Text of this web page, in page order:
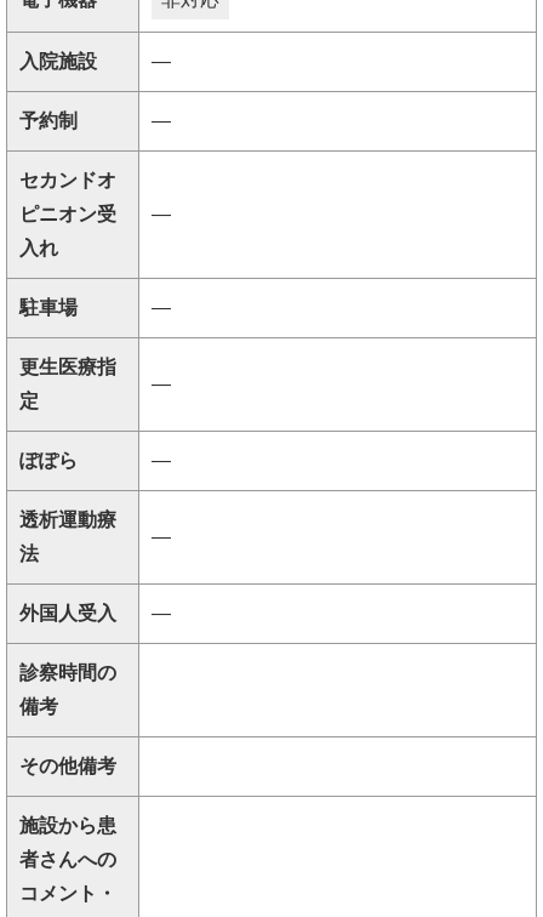
入院施設 ―
予約制 ―
セカンドオ
ピニオン受
入れ
―
駐車場 ―
更生医療指
定
―
ぽぽら ―
透析運動療
法
―
外国人受入 ―
診察時間の
備考
その他備考
施設から患
者さんへの
コメント・